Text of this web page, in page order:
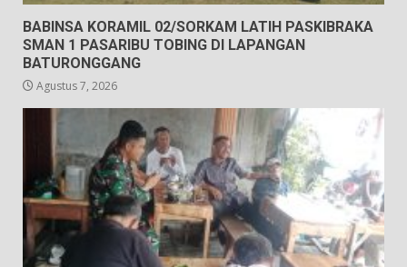
BABINSA KORAMIL 02/SORKAM LATIH PASKIBRAKA
SMAN 1 PASARIBU TOBING DI LAPANGAN
BATURONGGANG
Agustus 7, 2026